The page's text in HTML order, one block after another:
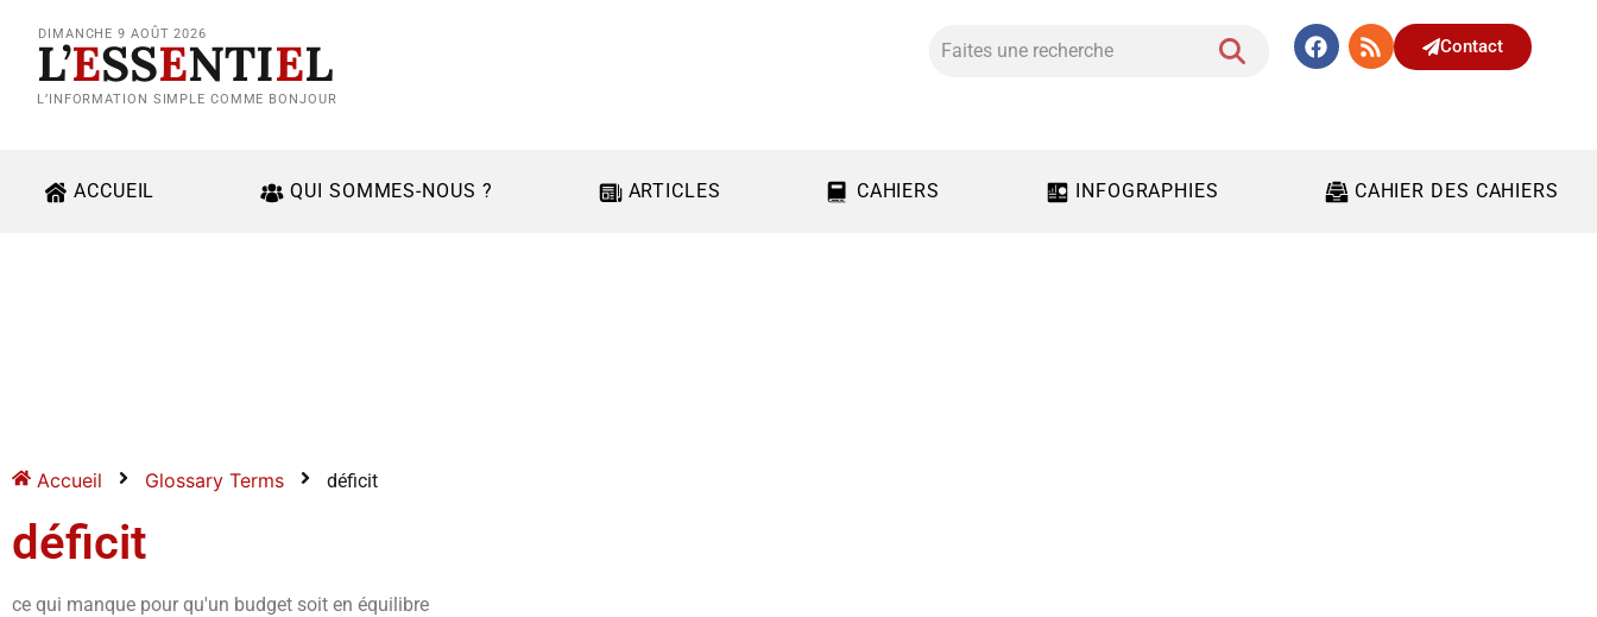
DIMANCHE 9 AOÛT 2026
L’ESSENTIEL
L’INFORMATION SIMPLE COMME BONJOUR
Contact
ACCUEIL QUI SOMMES-NOUS ? ARTICLES CAHIERS INFOGRAPHIES CAHIER DES CAHIERS
Accueil Glossary Terms déficit
déficit
ce qui manque pour qu'un budget soit en équilibre